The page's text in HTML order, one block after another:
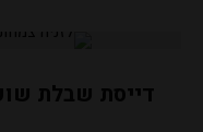
דייסת שבלת